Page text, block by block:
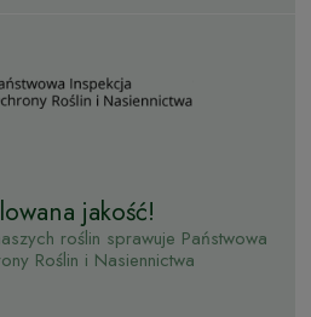
jakość!
roślin sprawuje Państwowa
Roślin i Nasiennictwa